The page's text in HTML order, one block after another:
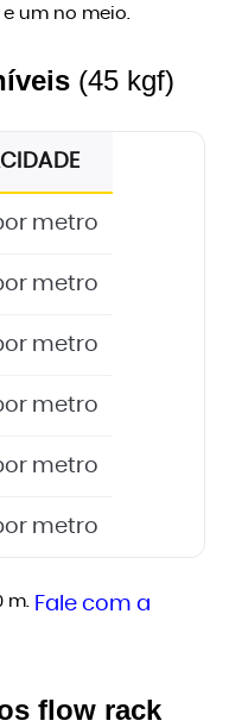
um no meio.
(45 kgf)
metro
metro
metro
metro
metro
metro
m.
Fale com a
flow rack